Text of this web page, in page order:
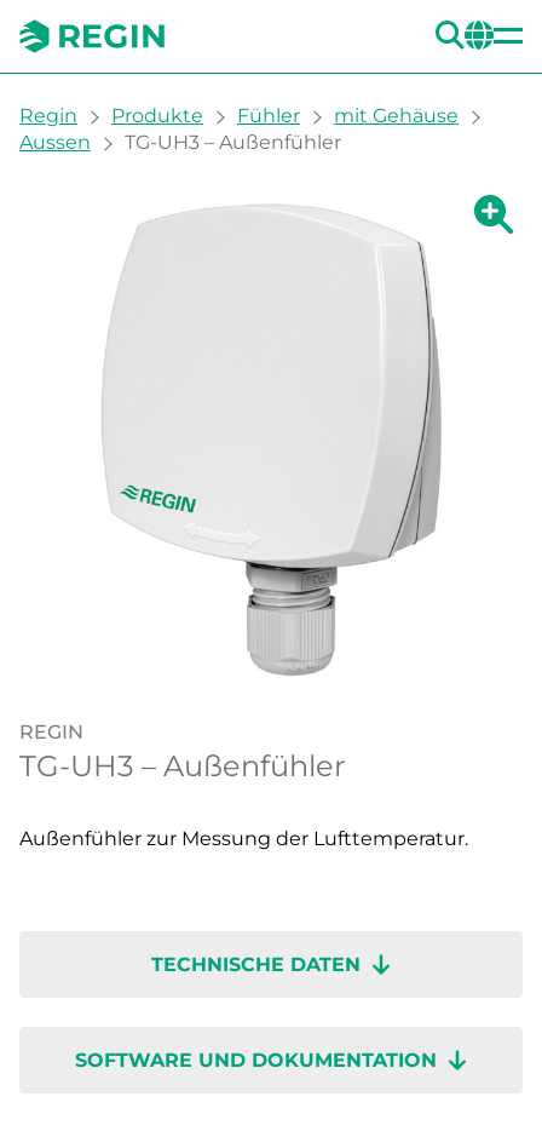
You are here:
Regin Produkte Fühler
mit Gehäuse
Aussen
TG-UH3 – Außenfühler
Zeige
REGIN
TG-UH3 – Außenfühler
Außenfühler zur Messung der Lufttemperatur.
TECHNISCHE DATEN
SOFTWARE UND DOKUMENTATION